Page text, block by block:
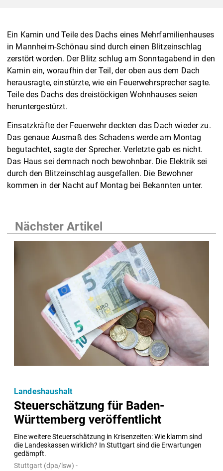
Ein Kamin und Teile des Dachs eines Mehrfamilienhauses
in Mannheim-Schönau sind durch einen Blitzeinschlag
zerstört worden. Der Blitz schlug am Sonntagabend in den
Kamin ein, woraufhin der Teil, der oben aus dem Dach
herausragte, einstürzte, wie ein Feuerwehrsprecher sagte.
Teile des Dachs des dreistöckigen Wohnhauses seien
heruntergestürzt.
Einsatzkräfte der Feuerwehr deckten das Dach wieder zu.
Das genaue Ausmaß des Schadens werde am Montag
begutachtet, sagte der Sprecher. Verletzte gab es nicht.
Das Haus sei demnach noch bewohnbar. Die Elektrik sei
durch den Blitzeinschlag ausgefallen. Die Bewohner
kommen in der Nacht auf Montag bei Bekannten unter.
Nächster Artikel
Steuerschätzung für Baden-
Württemberg veröffentlicht
Eine weitere Steuerschätzung in Krisenzeiten: Wie klamm sind
die Landeskassen wirklich? In Stuttgart sind die Erwartungen
gedämpft.
Landeshaushalt
Stuttgart (dpa/lsw) -